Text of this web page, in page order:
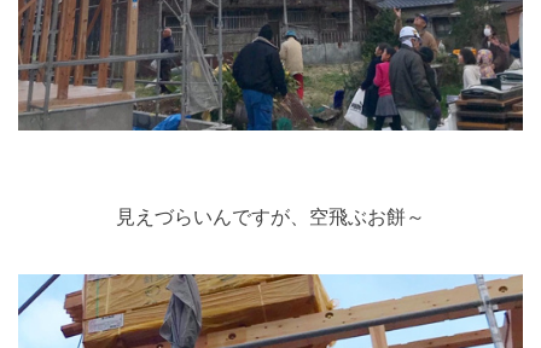
見えづらいんですが、空飛ぶお餅～